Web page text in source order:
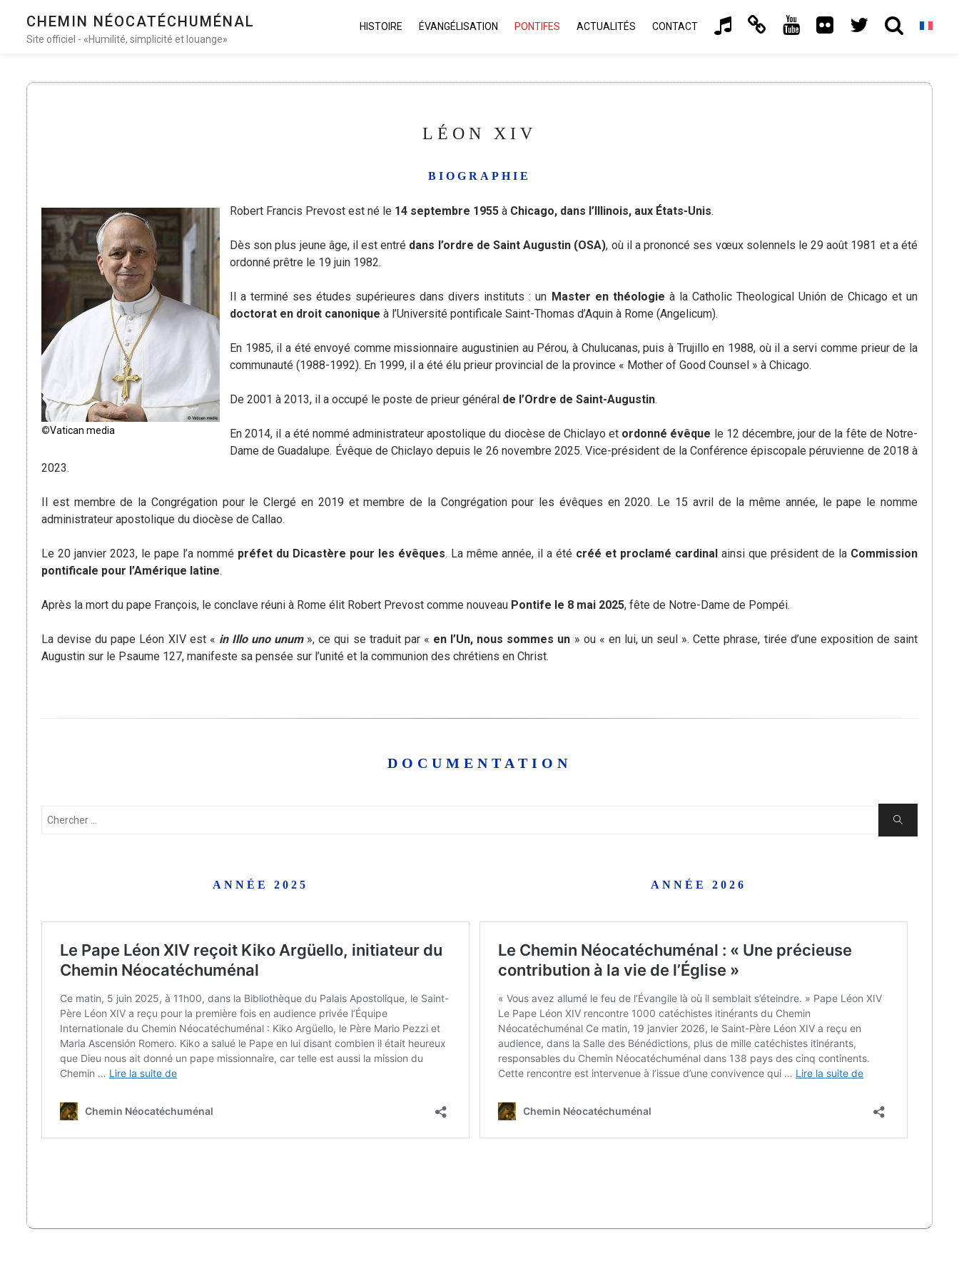
CHEMIN NÉOCATÉCHUMÉNAL
Site officiel - «Humilité, simplicité et louange»
HISTOIRE ÉVANGÉLISATION PONTIFES ACTUALITÉS CONTACT
LÉON XIV
BIOGRAPHIE
©Vatican media
Robert Francis Prevost est né le 14 septembre 1955 à Chicago, dans l’Illinois, aux États-Unis.
Dès son plus jeune âge, il est entré dans l’ordre de Saint Augustin (OSA), où il a prononcé ses vœux solennels le 29 août 1981 et a été
ordonné prêtre le 19 juin 1982.
Il a terminé ses études supérieures dans divers instituts : un Master en théologie à la Catholic Theological Unión de Chicago et un
doctorat en droit canonique à l’Université pontificale Saint-Thomas d’Aquin à Rome (Angelicum).
En 1985, il a été envoyé comme missionnaire augustinien au Pérou, à Chulucanas, puis à Trujillo en 1988, où il a servi comme prieur de la
communauté (1988-1992). En 1999, il a été élu prieur provincial de la province « Mother of Good Counsel » à Chicago.
De 2001 à 2013, il a occupé le poste de prieur général de l’Ordre de Saint-Augustin.
En 2014, il a été nommé administrateur apostolique du diocèse de Chiclayo et ordonné évêque le 12 décembre, jour de la fête de Notre-
Dame de Guadalupe. Évêque de Chiclayo depuis le 26 novembre 2025. Vice-président de la Conférence épiscopale péruvienne de 2018 à
2023.
Il est membre de la Congrégation pour le Clergé en 2019 et membre de la Congrégation pour les évêques en 2020. Le 15 avril de la même année, le pape le nomme
administrateur apostolique du diocèse de Callao.
Le 20 janvier 2023, le pape l’a nommé préfet du Dicastère pour les évêques. La même année, il a été créé et proclamé cardinal ainsi que président de la Commission
pontificale pour l’Amérique latine.
Après la mort du pape François, le conclave réuni à Rome élit Robert Prevost comme nouveau Pontife le 8 mai 2025, fête de Notre-Dame de Pompéi.
La devise du pape Léon XIV est « in Illo uno unum », ce qui se traduit par « en l’Un, nous sommes un » ou « en lui, un seul ». Cette phrase, tirée d’une exposition de saint
Augustin sur le Psaume 127, manifeste sa pensée sur l’unité et la communion des chrétiens en Christ.
DOCUMENTATION
Chercher:
Chercher
ANNÉE 2025 ANNÉE 2026